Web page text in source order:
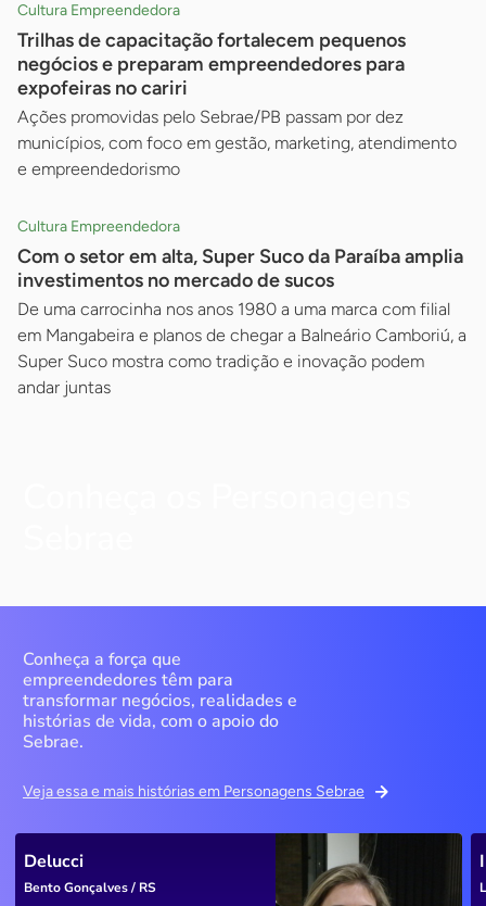
Cultura Empreendedora
Trilhas de capacitação fortalecem pequenos
negócios e preparam empreendedores para
expofeiras no cariri
Ações promovidas pelo Sebrae/PB passam por dez
municípios, com foco em gestão, marketing, atendimento
e empreendedorismo
Cultura Empreendedora
Com o setor em alta, Super Suco da Paraíba amplia
investimentos no mercado de sucos
De uma carrocinha nos anos 1980 a uma marca com filial
em Mangabeira e planos de chegar a Balneário Camboriú, a
Super Suco mostra como tradição e inovação podem
andar juntas
Conheça a força que
empreendedores têm para
transformar negócios, realidades e
histórias de vida, com o apoio do
Sebrae.
Veja essa e mais histórias em Personagens Sebrae
Delucci
Bento Gonçalves / RS